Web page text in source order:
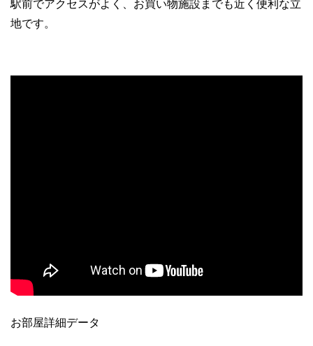
o
k
駅前でアクセスがよく、お買い物施設までも近く便利な立
地です。
お部屋詳細データ